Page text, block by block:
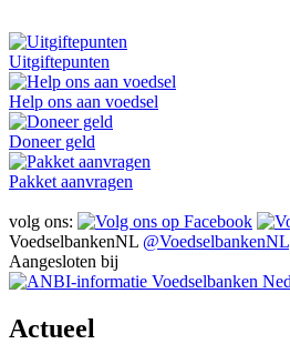
Uitgiftepunten
Help ons aan voedsel
Doneer geld
Pakket aanvragen
volg ons:
VoedselbankenNL @VoedselbankenNL
Aangesloten bij
Actueel